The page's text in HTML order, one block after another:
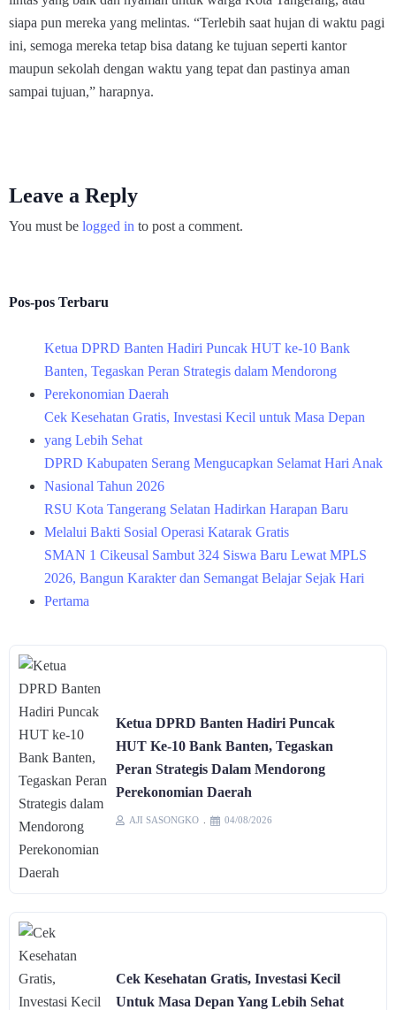
siapa pun mereka yang melintas. “Terlebih saat hujan di waktu pagi
ini, semoga mereka tetap bisa datang ke tujuan seperti kantor
maupun sekolah dengan waktu yang tepat dan pastinya aman
sampai tujuan,” harapnya.
Leave a Reply
You must be logged in to post a comment.
Pos-pos Terbaru
Ketua DPRD Banten Hadiri Puncak HUT ke-10 Bank
Banten, Tegaskan Peran Strategis dalam Mendorong
Perekonomian Daerah
Cek Kesehatan Gratis, Investasi Kecil untuk Masa Depan
yang Lebih Sehat
DPRD Kabupaten Serang Mengucapkan Selamat Hari Anak
Nasional Tahun 2026
RSU Kota Tangerang Selatan Hadirkan Harapan Baru
Melalui Bakti Sosial Operasi Katarak Gratis
SMAN 1 Cikeusal Sambut 324 Siswa Baru Lewat MPLS
2026, Bangun Karakter dan Semangat Belajar Sejak Hari
Pertama
Ketua DPRD Banten Hadiri Puncak
HUT Ke-10 Bank Banten, Tegaskan
Peran Strategis Dalam Mendorong
Perekonomian Daerah
AJI SASONGKO 04/08/2026
Cek Kesehatan Gratis, Investasi Kecil
Untuk Masa Depan Yang Lebih Sehat